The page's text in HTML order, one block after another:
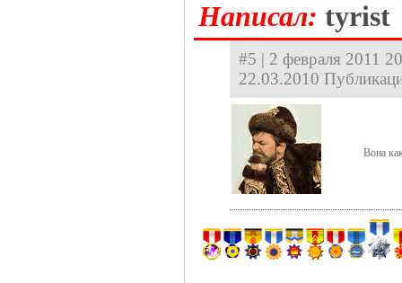
Hаписал: tyrist
#5 | 2 февраля 2011
22.03.2010
Вона